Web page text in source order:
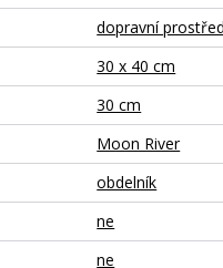
dopravní
30 x 40 cm
30 cm
Moon River
obdelník
ne
ne